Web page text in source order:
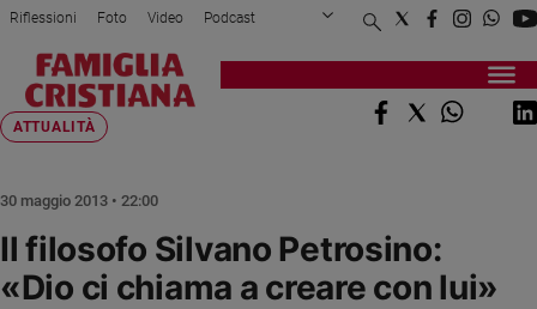
Attualità
Italia
Economia
Legalità
Riflessioni Foto Video Podcast
Privacy Policy Chi siamo
Registrati Redazione
Home page Attualità
ATTUALITÀ
Il filosofo Silvano Petrosino:
«Dio ci chiama a creare con lui»
30 maggio 2013 • 22:00